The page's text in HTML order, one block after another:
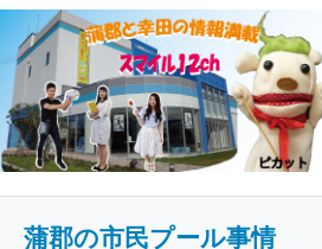
蒲郡の市民プール事情